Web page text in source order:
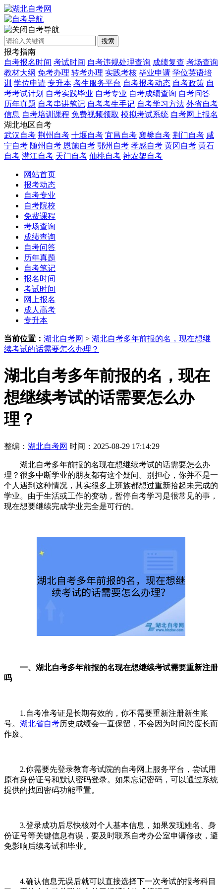
自考导航
搜索
报考指南
自考报名时间 考试时间 自考违规处理查询 成绩复查 考场查询
教材大纲 免考办理 转考办理 实践考核 毕业申请 学位英语培
训 学位申请 专升本 考生服务平台 自考报考动态 自考政策 自
考考试计划 自考实践毕业 自考专业 自考成绩查询 自考问答
历年真题 自考串讲笔记 自考考生手记 自考学习方法 外省自考
信息 自考培训课程 免费视频领取 模拟考试系统 自考网上报名
湖北地区自考
武汉自考 荆州自考 十堰自考 宜昌自考 襄樊自考 荆门自考 咸
宁自考 随州自考 恩施自考 鄂州自考 孝感自考 黄冈自考 黄石
自考 潜江自考 天门自考 仙桃自考 神农架自考
网站首页
报考动态
自考专业
自考院校
免费课程
考场查询
成绩查询
自考问答
历年真题
自考笔记
报名时间
考试时间
网上报名
成人高考
专升本
当前位置： 湖北自考网 > 湖北自考多年前报的名，现在想继
续考试的话需要怎么办理？
湖北自考多年前报的名，现在
想继续考试的话需要怎么办
理？
整编： 湖北自考网 时间：2025-08-29 17:14:29
湖北自考多年前报的名现在想继续考试的话需要怎么办
理？很多中断学业的朋友都有这个疑问。别担心，你并不是一
个人遇到这种情况，其实很多上班族都想过重新拾起未完成的
学业。由于生活或工作的变动，暂停自考学习是很常见的事，
现在想要继续完成学业完全是可行的。
一、湖北自考多年前报的名现在想继续考试需要重新注册
吗
1.自考准考证是长期有效的，你不需要重新注册新生账
号。 湖北省自考历史成绩会一直保留，不会因为时间跨度长而
作废。
2.你需要先登录教育考试院的自考网上服务平台，尝试用
原有身份证号和默认密码登录。如果忘记密码，可以通过系统
提供的找回密码功能重置。
3.登录成功后尽快核对个人基本信息，如果发现姓名、身
份证号等关键信息有误，要及时联系自考办公室申请修改，避
免影响后续考试和毕业。
4.确认信息无误后就可以直接选择下一次考试的报考科目